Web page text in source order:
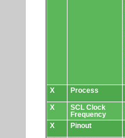
X Process
X
SCL Clock
Frequency
X Pinout